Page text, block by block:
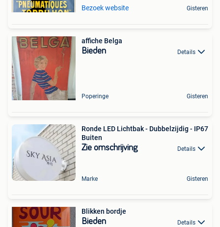
Bezoek website Gisteren
affiche Belga
Bieden Details
Poperinge Gisteren
Ronde LED Lichtbak - Dubbelzijdig - IP67
Buiten
Zie omschrijving Details
Marke Gisteren
Blikken bordje
Bieden Details